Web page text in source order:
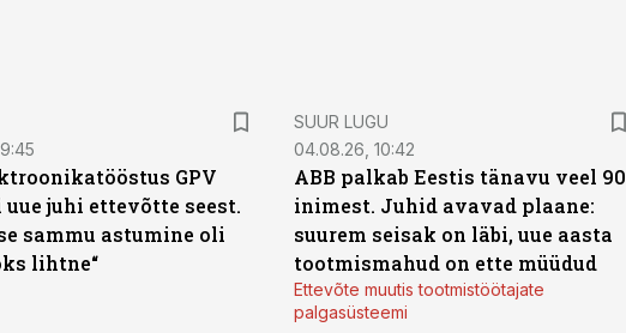
GPV
uue juhi ettevõtte seest.
sammu astumine oli
lihtne“
SUUR LUGU
04.08.26, 10:42
ABB palkab Eestis tänavu veel 90
inimest. Juhid avavad plaane:
suurem seisak on läbi, uue aasta
tootmismahud on ette müüdud
Ettevõte muutis tootmistöötajate
palgasüsteemi